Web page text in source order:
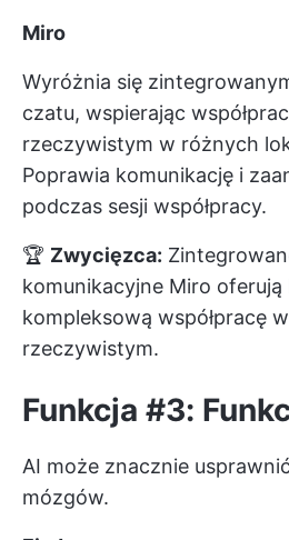
Miro
Wyróżnia się
czatu, wspierając
rzeczywistym w różnych
Poprawia komunikację i
podczas sesji współpracy.
🏆 Zwycięzca:
komunikacyjne Miro oferują
kompleksową współpracę
rzeczywistym.
Funkcja #3:
AI może znacznie
mózgów.